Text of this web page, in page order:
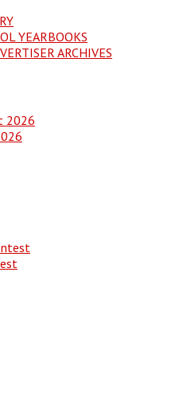
YEARBOOKS
ARCHIVES